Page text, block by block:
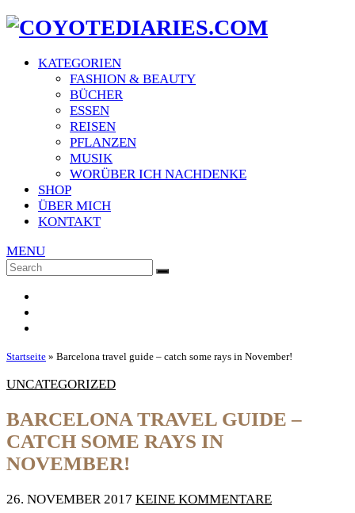
KATEGORIEN
FASHION & BEAUTY
BÜCHER
ESSEN
REISEN
PFLANZEN
MUSIK
WORÜBER ICH NACHDENKE
SHOP
ÜBER MICH
KONTAKT
MENU
Search
SEARCH
Startseite » Barcelona travel guide – catch some rays in November!
UNCATEGORIZED
BARCELONA TRAVEL GUIDE –
CATCH SOME RAYS IN
NOVEMBER!
26. NOVEMBER 2017 KEINE KOMMENTARE